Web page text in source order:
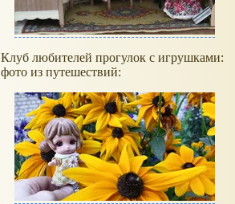
Клуб любителей прогулок с игрушками:
фото из путешествий: